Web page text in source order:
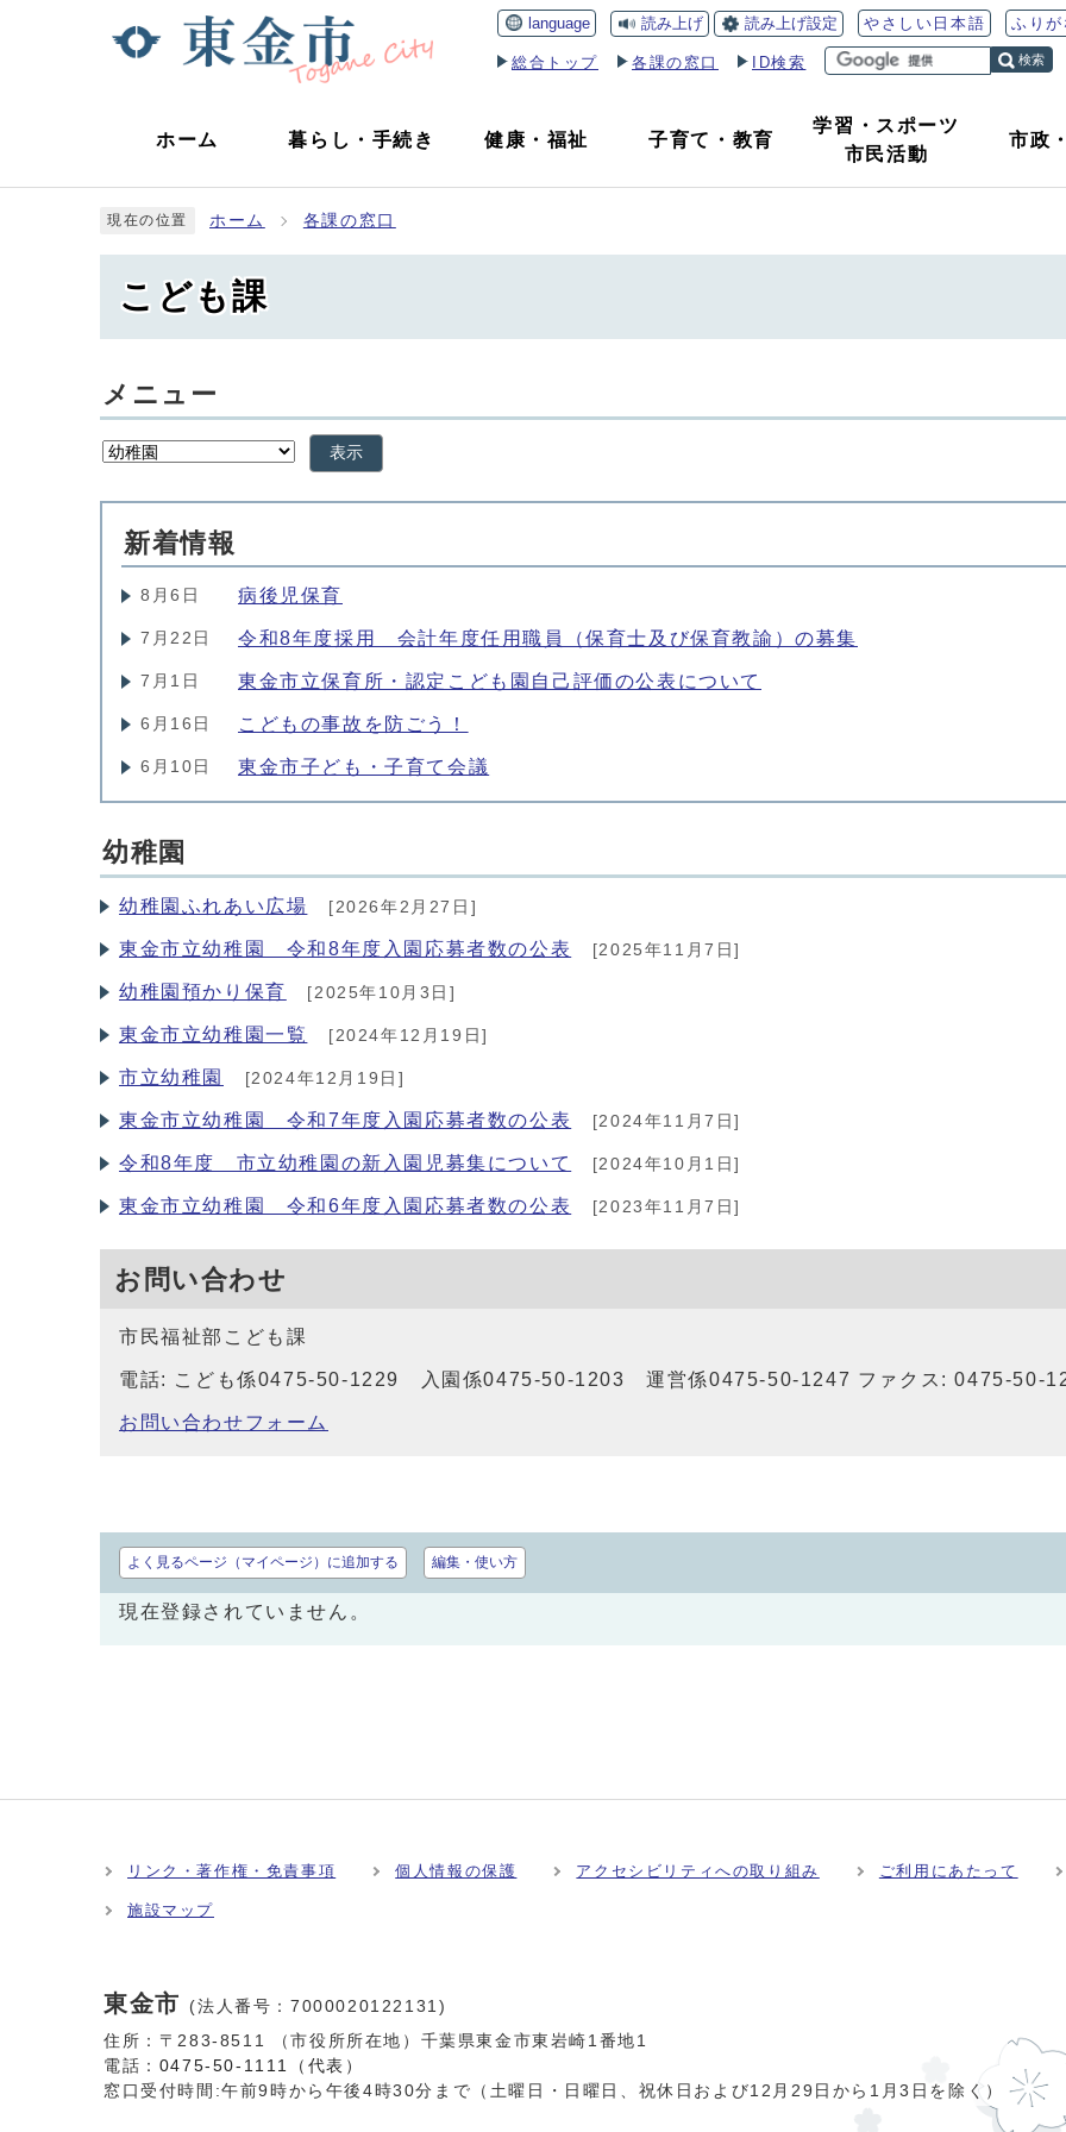
language 読み上げ 読み上げ設定 やさしい日本語 ふり
総合トップ 各課の窓口 ID検索 検索
ホーム 暮らし ・ 手続き 健康 ・福祉 子育て ・ 教育
学習・スポーツ
市民活動
市政
現在の位置 ホーム 各課の窓口
こども課
メニュー
表示
新着情報
8月6日 病後児保育
7月22日 令和8年度採用 会計年度任用職員（保育士及び保育教諭）の募集
7月1日 東金市立保育所・認定こども園自己評価の公表について
6月16日 こどもの事故を防ごう！
6月10日 東金市子ども・子育て会議
幼稚園
幼稚園ふれあい広場 [2026年2月27日]
東金市立幼稚園 令和8年度入園応募者数の公表 [2025年11月7日]
幼稚園預かり保育 [2025年10月3日]
東金市立幼稚園一覧 [2024年12月19日]
市立幼稚園 [2024年12月19日]
東金市立幼稚園 令和7年度入園応募者数の公表 [2024年11月7日]
令和8年度 市立幼稚園の新入園児募集について [2024年10月1日]
東金市立幼稚園 令和6年度入園応募者数の公表 [2023年11月7日]
お問い合わせ
市民福祉部こども課
電話: こども係0475-50-1229 入園係0475-50-1203 運営係0475-50-1247 ファクス: 0475-50-
お問い合わせフォーム
よく見るページ（マイページ）に追加する 編集・使い方
現在登録されていません。
リンク・著作権・免責事項 個人情報の保護 アクセシビリティへの取り組み ご利用にあたって
施設マップ
東金市
(法人番号：7000020122131)
住所：〒283-8511 （市役所所在地）千葉県東金市東岩崎1番地1
電話： 0475-50-1111（代表）
窓口受付時間:午前9時から午後4時30分まで（土曜日・日曜日、祝休日および12月29日から1月3日を除く）